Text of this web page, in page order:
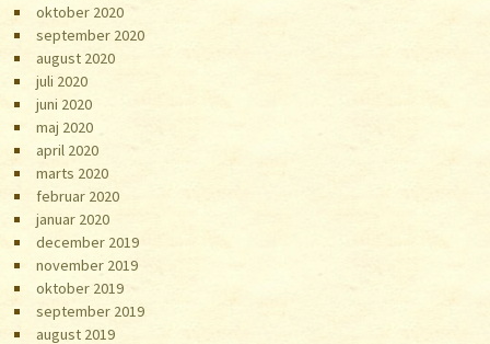
oktober 2020
september 2020
august 2020
juli 2020
juni 2020
maj 2020
april 2020
marts 2020
februar 2020
januar 2020
december 2019
november 2019
oktober 2019
september 2019
august 2019